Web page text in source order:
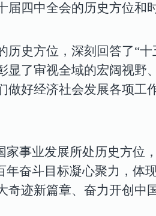
四中全会的历史方位和
史方位，深刻回答了“
了审视全域的宏阔视野
好经济社会发展各项工
家事业发展所处历史方位
奋斗目标凝心聚力，体
迹新篇章、奋力开创中